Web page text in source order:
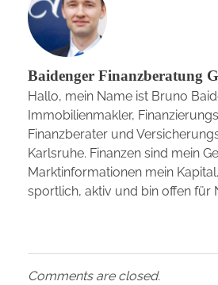
Baidenger Finanzberatung
Hallo, mein Name ist Bruno
Immobilienmakler,
Finanzberater und
Karlsruhe. Finanzen sind mein
Marktinformationen mein
sportlich, aktiv und bin offen für
Comments are closed.